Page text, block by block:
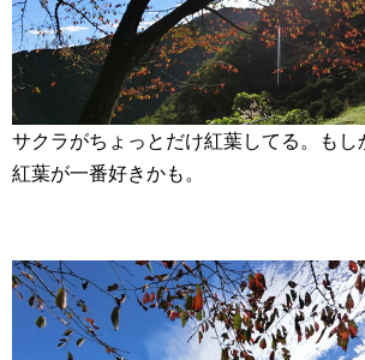
サクラがちょっとだけ紅葉してる。もし
紅葉が一番好きかも。